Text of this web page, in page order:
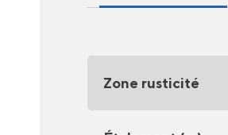
Zone rusticité